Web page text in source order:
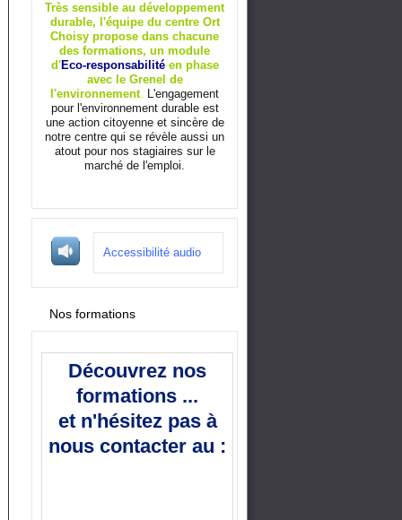
Très sensible au développement
durable, l'équipe du centre Ort
Choisy propose dans chacune
des formations, un module
d'Eco-responsabilitéen phase
avec le Grenel de
l'environnement. L'engagement
pour l'environnement durable est
une action citoyenne et sincère de
notre centre qui se révèle aussi un
atout pour nos stagiaires sur le
marché de l'emploi.
Accessibilité audio
Nos formations
Découvrez nos
formations ...
et n'hésitez pas à
nous contacter au :